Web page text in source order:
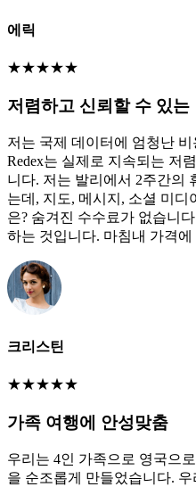
에릭
★★★★★
저렴하고 신뢰할 수 있는
저는 국제 데이터에 엄청난
Redex는 실제로 지속되는 저
니다. 저는 발리에서 2주간의
는데, 지도, 메시지, 소셜 미디
은? 숨겨진 수수료가 없습니
하는 것입니다. 마침내 가격
크리스틴
★★★★★
가족 여행에 안성맞춤
우리는 4인 가족으로 영국으
을 순조롭게 만들었습니다.